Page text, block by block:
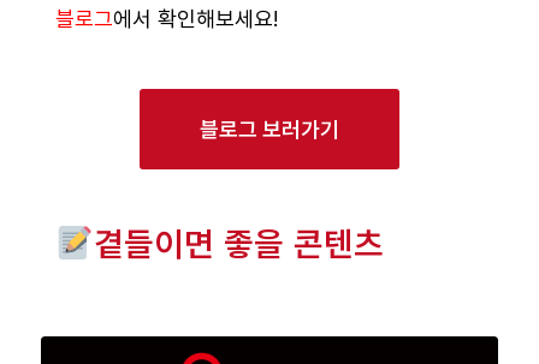
블로그에서 확인해보세요!
블로그 보러가기
곁들이면 좋을 콘텐츠